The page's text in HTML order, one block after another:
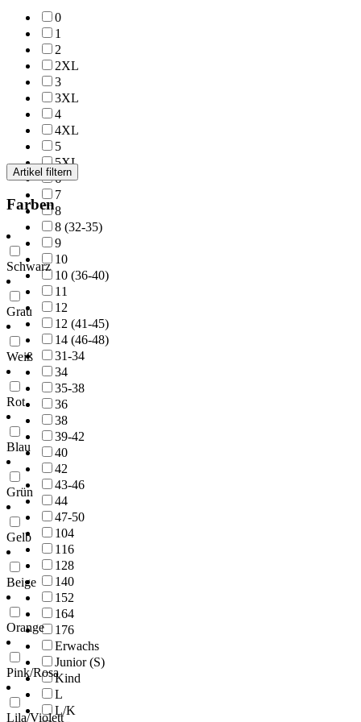
0
1
2
2XL
3
3XL
4
4XL
5
5XL
6
7
8
8 (32-35)
9
10
10 (36-40)
11
12
12 (41-45)
14 (46-48)
31-34
34
35-38
36
38
39-42
40
42
43-46
44
47-50
104
116
128
140
152
164
176
Erwachs
Junior (S)
Kind
L
L/K
Artikel filtern
Farben
Schwarz
Grau
Weiß
Rot
Blau
Grün
Gelb
Beige
Orange
Pink/Rosa
Lila/Violett